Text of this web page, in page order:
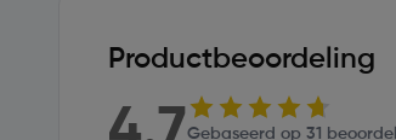
Productbeoordeling
Gebaseerd op 31